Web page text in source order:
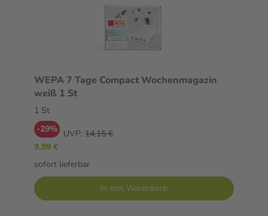
WEPA 7 Tage Compact Wochenmagazin
weiß 1 St
1 St
-29% UVP: 14,15 €
9,99 €
sofort lieferbar
In den Warenkorb